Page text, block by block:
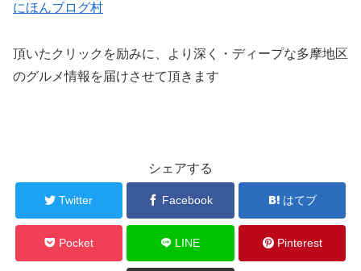
にほんブログ村
頂いたクリックを励みに、より深く・ディープな多摩地区
のグルメ情報を届けさせて頂きます
シェアする
Twitter Facebook はてブ
Pocket LINE Pinterest